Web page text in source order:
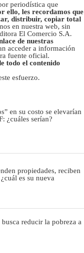
periodística que
ello, les recordamos que
distribuir, copiar total
en nuestra web, sin
El Comercio S.A.
de nuestras
acceder a información
fuente oficial.
todo el contenido
esfuerzo.
en su costo se elevarían
¿cuáles serían?
propiedades, reciben
es su nueva
reducir la pobreza a